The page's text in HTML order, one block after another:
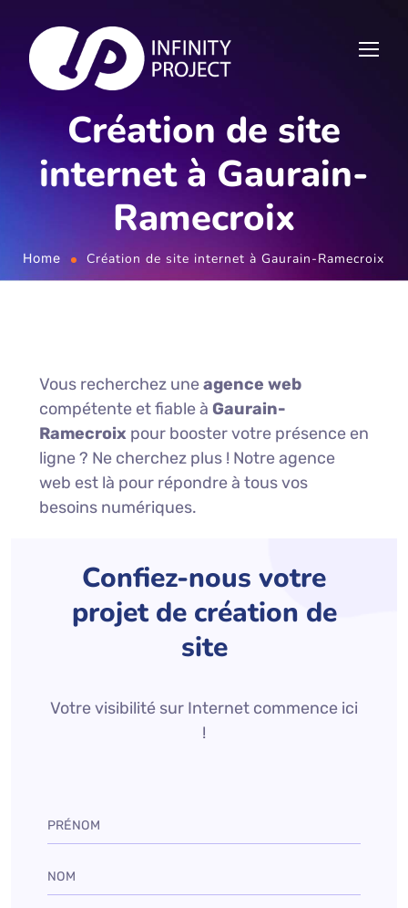
Création de site
internet à Gaurain-
Ramecroix
Home Création de site internet à Gaurain-Ramecroix
Vous recherchez uneagence web
compétente et fiable à Gaurain-
Ramecroix pour booster votre présence en
ligne ? Ne cherchez plus ! Notre agence
web est là pour répondre à tous vos
besoins numériques.
Confiez-nous votre
projet de création de
site
Votre visibilité sur Internet commence ici
!